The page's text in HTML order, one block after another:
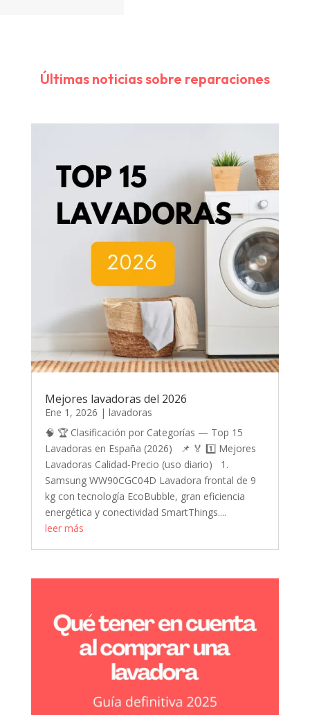
Últimas noticias sobre reparaciones
Mejores lavadoras del 2026
Ene 1, 2026 | lavadoras
🧠 🏆 Clasificación por Categorías — Top 15
Lavadoras en España (2026) 📌 🏅 1️⃣ Mejores
Lavadoras Calidad‑Precio (uso diario) 1.
Samsung WW90CGC04D Lavadora frontal de 9
kg con tecnología EcoBubble, gran eficiencia
energética y conectividad SmartThings....
leer más